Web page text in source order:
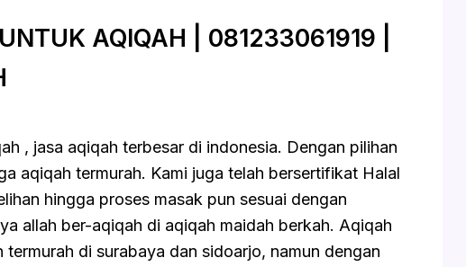
AQIQAH | 081233061919 |
, jasa aqiqah terbesar di indonesia. Dengan pilihan
aqiqah termurah. Kami juga telah bersertifikat Halal
hingga proses masak pun sesuai dengan
allah ber-aqiqah di aqiqah maidah berkah. Aqiqah
termurah di surabaya dan sidoarjo, namun dengan